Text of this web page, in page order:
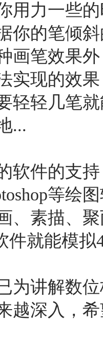
用力一些
你的笔倾
画笔效果
实现的效
轻轻几笔
...
软件的支
等绘
、素描、
件就能模拟
为讲解数
越深入，